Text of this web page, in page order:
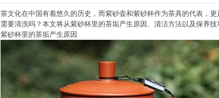
茶文化在中国有着悠久的历史，而紫砂壶和紫砂杯作为茶具的代表，
需要清洗吗？本文将从紫砂杯里的茶垢产生原因、清洁方法以及保养技
紫砂杯里的茶垢产生原因